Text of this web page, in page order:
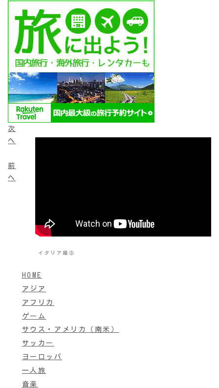
イタリア編③
次
へ
前
へ
HOME
アジア
アフリカ
ゲーム
サウス・アメリカ（南米）
サッカー
ヨーロッパ
一人旅
音楽